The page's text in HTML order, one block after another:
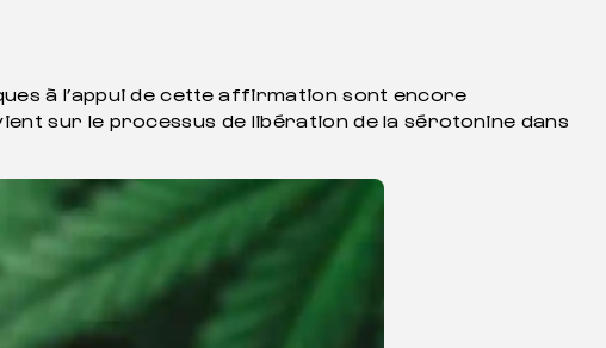
à l’appui de cette affirmation sont encore
sur le processus de libération de la sérotonine dans